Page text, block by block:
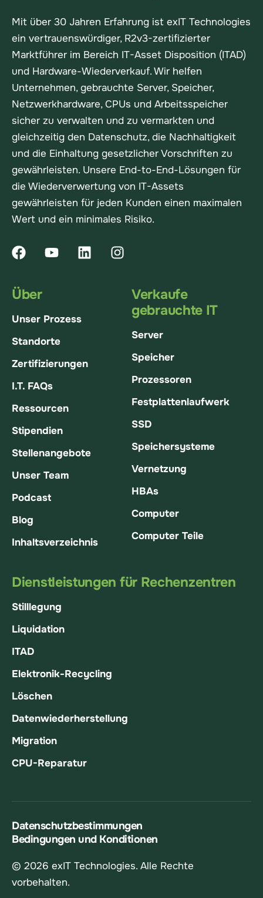
Mit über 30 Jahren Erfahrung ist exIT Technologies
ein vertrauenswürdiger, R2v3-zertifizierter
Marktführer im Bereich IT-Asset Disposition (ITAD)
und Hardware-Wiederverkauf. Wir helfen
Unternehmen, gebrauchte Server, Speicher,
Netzwerkhardware, CPUs und Arbeitsspeicher
sicher zu verwalten und zu vermarkten und
gleichzeitig den Datenschutz, die Nachhaltigkeit
und die Einhaltung gesetzlicher Vorschriften zu
gewährleisten. Unsere End-to-End-Lösungen für
die Wiederverwertung von IT-Assets
gewährleisten für jeden Kunden einen maximalen
Wert und ein minimales Risiko.
Über
Unser Prozess
Standorte
Zertifizierungen
I.T. FAQs
Ressourcen
Stipendien
Stellenangebote
Unser Team
Podcast
Blog
Inhaltsverzeichnis
Verkaufe
gebrauchte IT
Server
Speicher
Prozessoren
Festplattenlaufwerk
SSD
Speichersysteme
Vernetzung
HBAs
Computer
Computer Teile
Dienstleistungen für Rechenzentren
Stilllegung
Liquidation
ITAD
Elektronik-Recycling
Löschen
Datenwiederherstellung
Migration
CPU-Reparatur
© 2026 exIT Technologies. Alle Rechte
vorbehalten.
Datenschutzbestimmungen
Bedingungen und Konditionen